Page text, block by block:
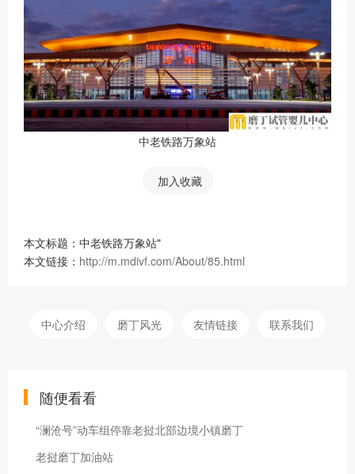
中老铁路万象站
加入收藏
本文标题：中老铁路万象站"
本文链接： http://m.mdivf.com/About/85.html
中心介绍 磨丁风光 友情链接 联系我们
随便看看
“澜沧号”动车组停靠老挝北部边境小镇磨丁
老挝磨丁加油站